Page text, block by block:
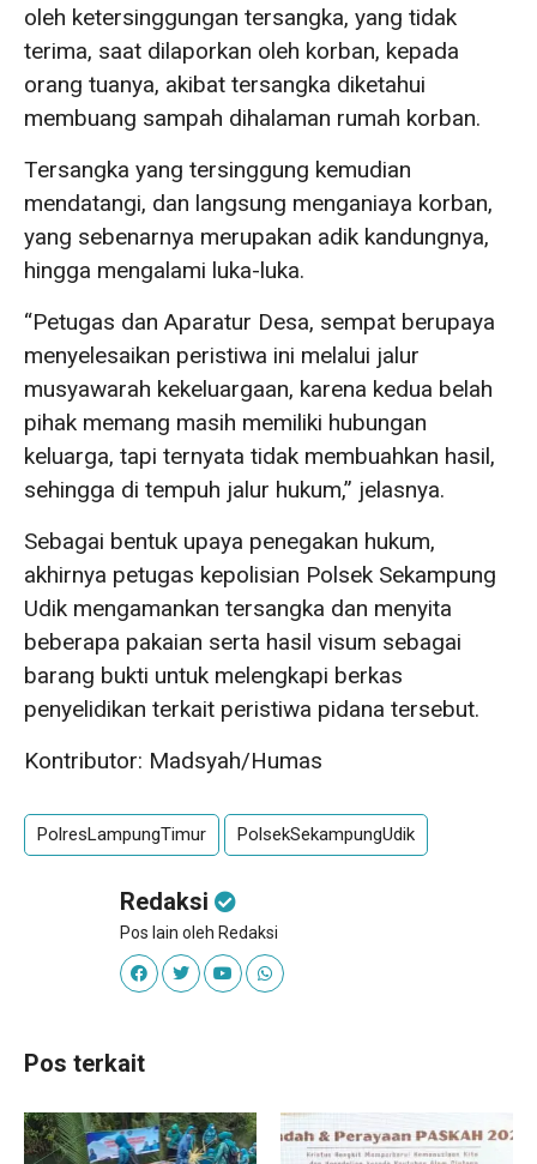
oleh ketersinggungan tersangka, yang tidak
terima, saat dilaporkan oleh korban, kepada
orang tuanya, akibat tersangka diketahui
membuang sampah dihalaman rumah korban.
Tersangka yang tersinggung kemudian
mendatangi, dan langsung menganiaya korban,
yang sebenarnya merupakan adik kandungnya,
hingga mengalami luka-luka.
“Petugas dan Aparatur Desa, sempat berupaya
menyelesaikan peristiwa ini melalui jalur
musyawarah kekeluargaan, karena kedua belah
pihak memang masih memiliki hubungan
keluarga, tapi ternyata tidak membuahkan hasil,
sehingga di tempuh jalur hukum,” jelasnya.
Sebagai bentuk upaya penegakan hukum,
akhirnya petugas kepolisian Polsek Sekampung
Udik mengamankan tersangka dan menyita
beberapa pakaian serta hasil visum sebagai
barang bukti untuk melengkapi berkas
penyelidikan terkait peristiwa pidana tersebut.
Kontributor: Madsyah/Humas
PolresLampungTimur PolsekSekampungUdik
Redaksi
Pos lain oleh Redaksi
Pos terkait